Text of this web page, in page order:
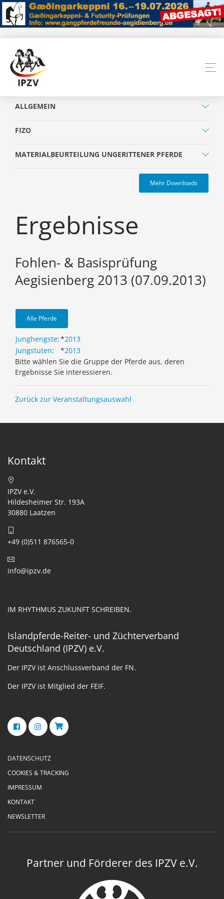
ALLGEMEIN
FIZO
MATERIALBEURTEILUNG UNGERITTENER PFERDE
Mehr Downloads
Ergebnisse
Fohlen- & Basisprüfung
Aegisienberg 2013 (07.09.2013)
Alle Pferde
Junghengste:*2013
Jungstuten: *2013
Bitte wählen Sie die Gruppe der Pferde aus, deren
Ergebnisse Sie interessieren.
Zurück zur Veranstaltungsauswahl
Kontakt
IPZV e.V.
Hildesheimer Str. 193A
30880 Laatzen
+49 (0)511 876565-0
info@ipzv.de
IM RHYTHMUS ZUKUNFT SCHREIBEN.
Islandpferde-Reiter- und Züchterverband
Deutschland (IPZV) e.V.
Der IPZV ist Anschlussverband der FN.
Der IPZV ist Mitglied der FEIF.
DATENSCHUTZ
COOKIES & TRACKING
IMPRESSUM
KONTAKT
NEWSLETTER
Partner und Förderer des IPZV e.V.